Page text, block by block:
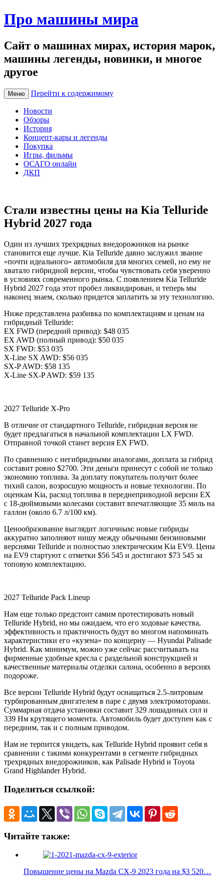
Про машины мира
Сайт о машинах мирах, история марок,
машины легенды, новинки, и многое
другое
Меню Перейти к содержимому
Новости
Обзоры
История
Концепт-кары и легенды
Покупка
Игры, фильмы
ОСАГО онлайн
ДКП
Стали известны цены на Kia Telluride
Hybrid 2027 года
Один из лучших трехрядных внедорожников на рынке
становится еще лучше. Kia Telluride давно заслужил звание
«почти идеального» автомобиля для многих семей, но ему не
хватало гибридной версии, чтобы чувствовать себя уверенно
в условиях современного рынка. С появлением Kia Telluride
Hybrid 2027 года этот пробел ликвидирован, и теперь мы
наконец знаем, сколько придется заплатить за эту технологию.
Ниже представлена разбивка по комплектациям и ценам на
гибридный Telluride:
EX FWD (передний привод): $48 035
EX AWD (полный привод): $50 035
SX FWD: $53 035
X-Line SX AWD: $56 035
SX-P AWD: $58 135
X-Line SX-P AWD: $59 135
2027 Telluride X-Pro
В отличие от стандартного Telluride, гибридная версия не
будет предлагаться в начальной комплектации LX FWD.
Отправной точкой станет версия EX FWD.
По сравнению с негибридными аналогами, доплата за гибрид
составит ровно $2700. Эти деньги принесут с собой не только
экономию топлива. За доплату покупатель получит более
тихий салон, возросшую мощность и новые технологии. По
оценкам Kia, расход топлива в переднеприводной версии EX
с 18-дюймовыми колесами составит впечатляющие 35 миль на
галлон (около 6.7 л/100 км).
Ценообразование выглядит логичным: новые гибриды
аккуратно заполняют нишу между обычными бензиновыми
версиями Telluride и полностью электрическим Kia EV9. Цены
на EV9 стартуют с отметки $56 545 и достигают $73 545 за
топовую комплектацию.
2027 Telluride Pack Lineup
Нам еще только предстоит самим протестировать новый
Telluride Hybrid, но мы ожидаем, что его ходовые качества,
эффективность и практичность будут во многом напоминать
характеристики его «кузена» по концерну — Hyundai Palisade
Hybrid. Как минимум, можно уже сейчас рассчитывать на
фирменные удобные кресла с раздельной конструкцией и
качественные материалы отделки салона, особенно в версиях
подороже.
Все версии Telluride Hybrid будут оснащаться 2.5-литровым
турбированным двигателем в паре с двумя электромоторами.
Суммарная отдача установки составит 329 лошадиных сил и
339 Нм крутящего момента. Автомобиль будет доступен как с
передним, так и с полным приводом.
Нам не терпится увидеть, как Telluride Hybrid проявит себя в
сравнении с такими конкурентами в сегменте гибридных
трехрядных внедорожников, как Palisade Hybrid и Toyota
Grand Highlander Hybrid.
Поделиться ссылкой:
Читайте также:
Повышение цены на Mazda CX-9 2023 года на $3 520…